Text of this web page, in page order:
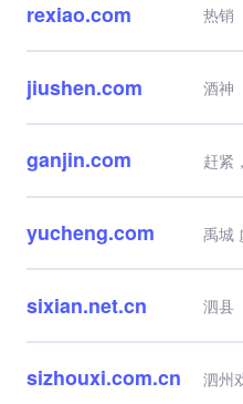
rexiao.com 热销
jiushen.com 酒神
ganjin.com 赶紧
yucheng.com 禹城
sixian.net.cn 泗县
sizhouxi.com.cn 泗州